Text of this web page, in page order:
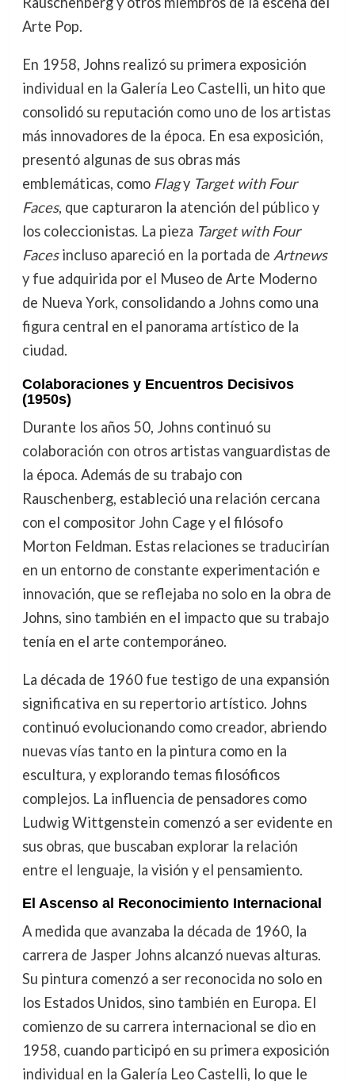
Arte Pop.
En 1958, Johns realizó su primera exposición
individual en la Galería Leo Castelli, un hito que
consolidó su reputación como uno de los artistas
más innovadores de la época. En esa exposición,
presentó algunas de sus obras más
emblemáticas, como Flagy Target with Four
Faces, que capturaron la atención del público y
los coleccionistas. La pieza Target with Four
Facesincluso apareció en la portada de Artnews
y fue adquirida por el Museo de Arte Moderno
de Nueva York, consolidando a Johns como una
figura central en el panorama artístico de la
ciudad.
Colaboraciones y Encuentros Decisivos
(1950s)
Durante los años 50, Johns continuó su
colaboración con otros artistas vanguardistas de
la época. Además de su trabajo con
Rauschenberg, estableció una relación cercana
con el compositor John Cage y el filósofo
Morton Feldman. Estas relaciones se traducirían
en un entorno de constante experimentación e
innovación, que se reflejaba no solo en la obra de
Johns, sino también en el impacto que su trabajo
tenía en el arte contemporáneo.
La década de 1960 fue testigo de una expansión
significativa en su repertorio artístico. Johns
continuó evolucionando como creador, abriendo
nuevas vías tanto en la pintura como en la
escultura, y explorando temas filosóficos
complejos. La influencia de pensadores como
Ludwig Wittgenstein comenzó a ser evidente en
sus obras, que buscaban explorar la relación
entre el lenguaje, la visión y el pensamiento.
El Ascenso al Reconocimiento Internacional
A medida que avanzaba la década de 1960, la
carrera de Jasper Johns alcanzó nuevas alturas.
Su pintura comenzó a ser reconocida no solo en
los Estados Unidos, sino también en Europa. El
comienzo de su carrera internacional se dio en
1958, cuando participó en su primera exposición
individual en la Galería Leo Castelli, lo que le